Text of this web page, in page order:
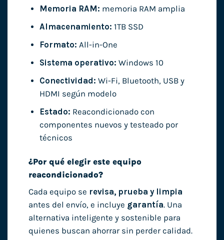
Memoria RAM: memoria RAM amplia
Almacenamiento: 1TB SSD
Formato: All-in-One
Sistema operativo: Windows 10
Conectividad: Wi-Fi, Bluetooth, USB y
HDMI según modelo
Estado: Reacondicionado con
componentes nuevos y testeado por
técnicos
¿Por qué elegir este equipo
reacondicionado?
Cada equipo se revisa, prueba y limpia
antes del envío, e incluye garantía. Una
alternativa inteligente y sostenible para
quienes buscan ahorrar sin perder calidad.